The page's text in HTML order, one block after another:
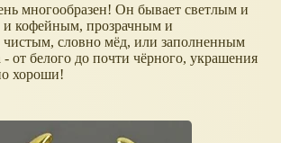
многообразен! Он бывает светлым и
кофейным, прозрачным и
словно мёд, или заполненным
от белого до почти чёрного, украшения
хороши!